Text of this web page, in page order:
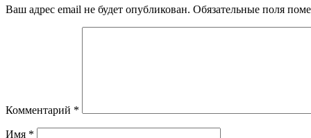
Ваш адрес email не будет опубликован. Обязательные поля
Комментарий *
Имя *